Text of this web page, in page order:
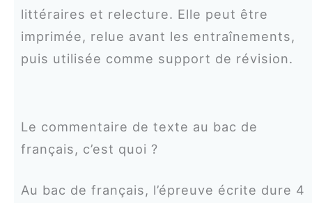
littéraires et relecture. Elle peut être
imprimée, relue avant les entraînements,
puis utilisée comme support de révision.
Le commentaire de texte au bac de
français, c’est quoi ?
Au bac de français, l’épreuve écrite dure 4